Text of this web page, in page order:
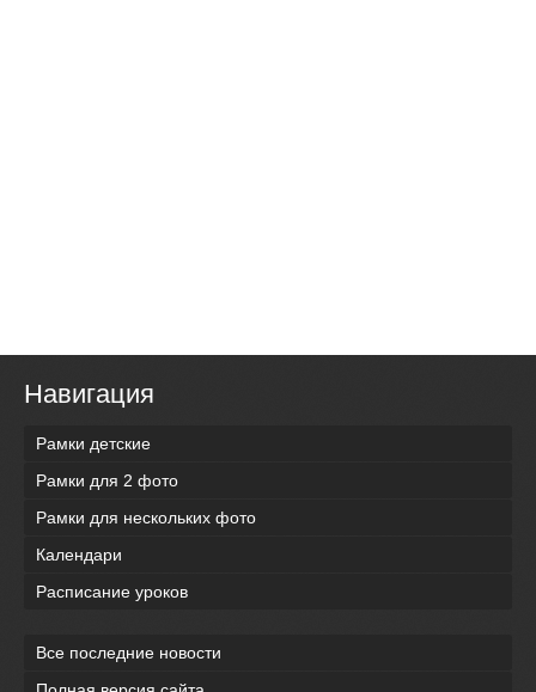
Навигация
Рамки детские
Рамки для 2 фото
Рамки для нескольких фото
Календари
Расписание уроков
Все последние новости